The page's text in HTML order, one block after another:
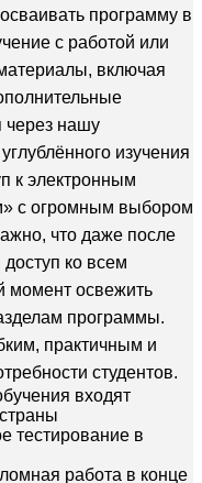
программу в
с работой или
включая
через нашу
изучения
к электронным
с огромным выбором
что даже после
ко всем
момент освежить
программы.
практичным и
студентов.
входят
тестирование в
работа в конце